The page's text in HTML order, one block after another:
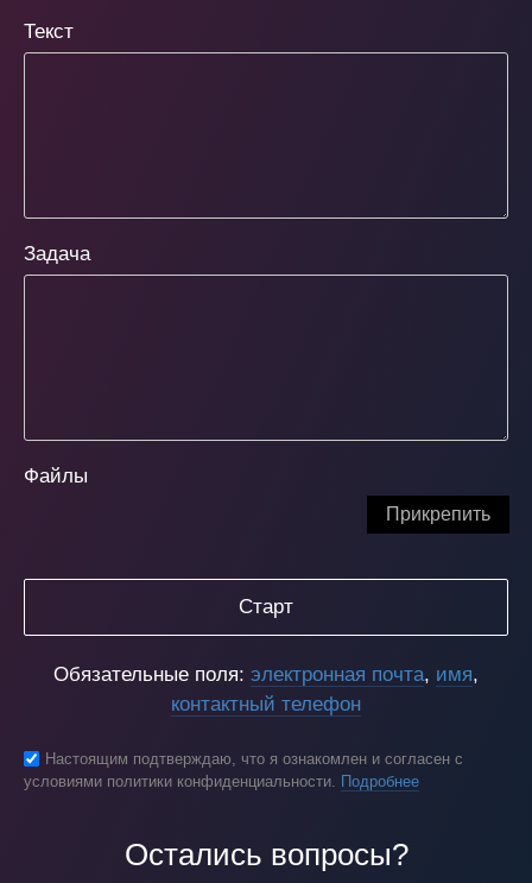
Текст
Задача
Файлы
Прикрепить
Старт
Обязательные поля: электронная почта, имя,
контактный телефон
Настоящим подтверждаю, что я ознакомлен и согласен с
условиями политики конфиденциальности. Подробнее
Остались вопросы?